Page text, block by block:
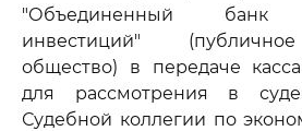
"Объединенный банк
инвестиций"
общество) в передаче
для рассмотрения в
Судебной коллегии по